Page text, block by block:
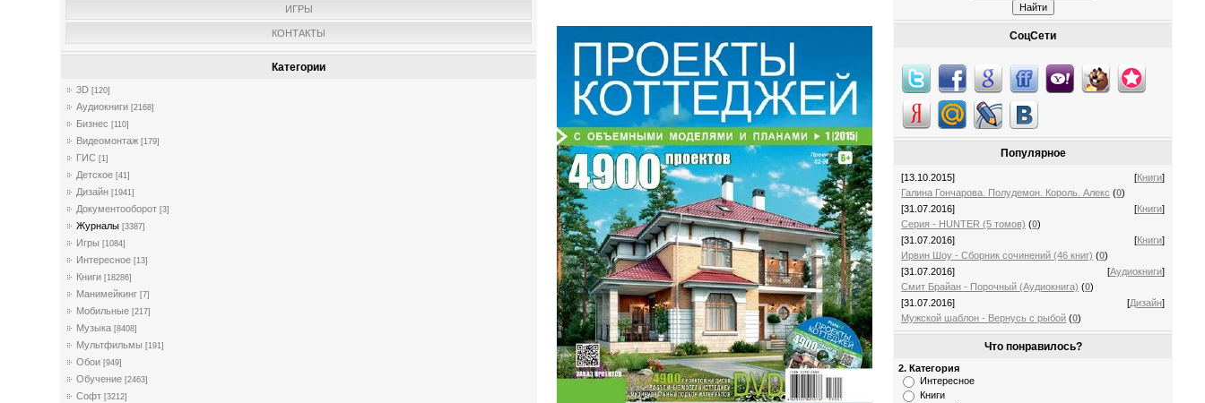
ИГРЫ
КОНТАКТЫ
Категории
3D [120]
Аудиокниги [2168]
Бизнес [110]
Видеомонтаж [179]
ГИС [1]
Детское [41]
Дизайн [1941]
Документооборот [3]
Журналы [3387]
Игры [1084]
Интересное [13]
Книги [18286]
Манимейкинг [7]
Мобильные [217]
Музыка [8408]
Мультфильмы [191]
Обои [949]
Обучение [2463]
Софт [3212]
СоцСети
Популярное
[13.10.2015] [Книги]
Галина Гончарова. Полудемон. Король. Алекс (0)
[31.07.2016]
[Книги]
Серия - HUNTER (5 томов) (0)
[31.07.2016]
[Книги]
Ирвин Шоу - Сборник сочинений (46 книг) (0)
[31.07.2016]
[Аудиокниги]
Смит Брайан - Порочный (Аудиокнига) (0)
[31.07.2016]
[Дизайн]
Мужской шаблон - Вернусь с рыбой (0)
Что понравилось?
2. Категория
Интересное
Книги